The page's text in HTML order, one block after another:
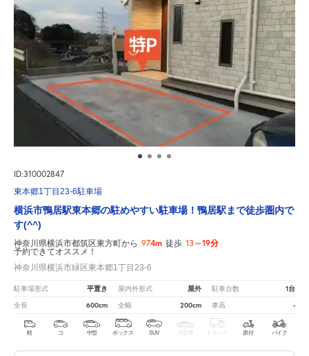
ID:310002847
東本郷1丁目23-6駐車場
横浜市鴨居駅東本郷の駐めやすい駐車場！鴨居駅まで徒歩圏内で
す(^^)
神奈川県横浜市都筑区東方町から 974m 徒歩 13～19分
予約できてオススメ！
神奈川県横浜市緑区東本郷1丁目23-6
駐車場形式 平置き 屋内外形式 屋外 駐車台数 1台
全長 600cm 全幅 200cm 車高 -
軽 コ 中型 ボックス SUV 大型車 トラック 原付 バイク